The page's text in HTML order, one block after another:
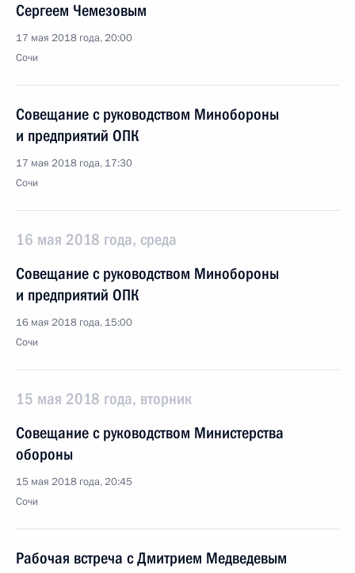
Сергеем Чемезовым
17 мая 2018 года, 20:00
Сочи
Совещание с руководством Минобороны
и предприятий ОПК
17 мая 2018 года, 17:30
Сочи
16 мая 2018 года, среда
Совещание с руководством Минобороны
и предприятий ОПК
16 мая 2018 года, 15:00
Сочи
15 мая 2018 года, вторник
Совещание с руководством Министерства
обороны
15 мая 2018 года, 20:45
Сочи
Рабочая встреча с Дмитрием Медведевым